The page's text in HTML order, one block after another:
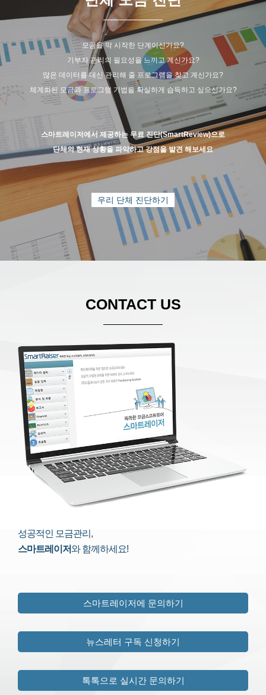
모금을 막 시작한 단계이신가요?
기부자 관리의 필요성을 느끼고 계신가요?
많은 데이터를 대신 관리해 줄 프로그램을 찾고 계신가요?
체계화된 모금과 프로그램 기법을 확실하게 습득하고 싶으신가요?
스마트레이저에서 제공하는 무료 진단(SmartReview)으로
단체의 현재 상황을 파악하고 강점을 발견 해보세요
우리 단체 진단하기
CONTACT US
성공적인 모금관리,
스마트레이저와 함께하세요!
스마트레이저에 문의하기
뉴스레터 구독 신청하기
톡톡으로 실시간 문의하기